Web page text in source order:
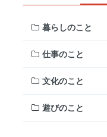
暮らしのこと
仕事のこと
文化のこと
遊びのこと